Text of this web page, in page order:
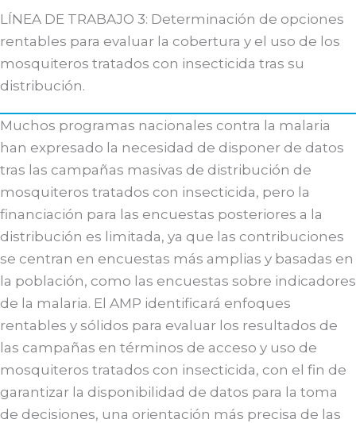
LÍNEA DE TRABAJO 3: Determinación de opciones
rentables para evaluar la cobertura y el uso de los
mosquiteros tratados con insecticida tras su
distribución.
Muchos programas nacionales contra la malaria
han expresado la necesidad de disponer de datos
tras las campañas masivas de distribución de
mosquiteros tratados con insecticida, pero la
financiación para las encuestas posteriores a la
distribución es limitada, ya que las contribuciones
se centran en encuestas más amplias y basadas en
la población, como las encuestas sobre indicadores
de la malaria. El AMP identificará enfoques
rentables y sólidos para evaluar los resultados de
las campañas en términos de acceso y uso de
mosquiteros tratados con insecticida, con el fin de
garantizar la disponibilidad de datos para la toma
de decisiones, una orientación más precisa de las